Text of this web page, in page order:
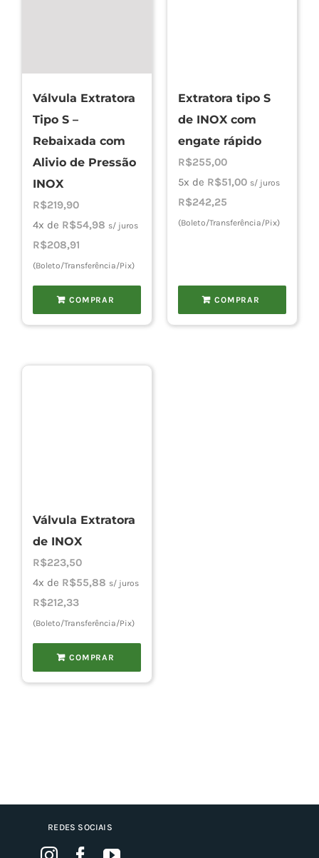
Válvula Extratora
Tipo S –
Rebaixada com
Alivio de Pressão
INOX
R$219,90
4x de R$54,98 s/ juros
R$208,91
(Boleto/Transferência/Pix)
COMPRAR
Extratora tipo S
de INOX com
engate rápido
R$255,00
5x de R$51,00 s/ juros
R$242,25
(Boleto/Transferência/Pix)
COMPRAR
Válvula Extratora
de INOX
R$223,50
4x de R$55,88 s/ juros
R$212,33
(Boleto/Transferência/Pix)
COMPRAR
REDES SOCIAIS